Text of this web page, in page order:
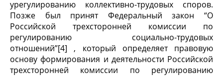
урегулированию коллективно-трудовых споров.
Позже был принят Федеральный закон “О
Российской трехсторонней комиссии по
регулированию социально-трудовых
отношений”[4] , который определяет правовую
основу формирования и деятельности Российской
трехсторонней комиссии по регулированию